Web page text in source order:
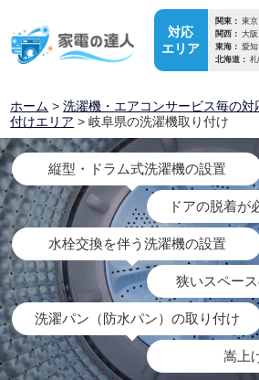
対応
エリア
関東： 東
関西： 大
東海： 愛
北海道：
ホーム >洗濯機・エアコンサービス毎の対
付けエリア > 岐阜県の洗濯機取り付け
縦型・ドラム式洗濯機の設置
ドアの脱着が
水栓交換を伴う洗濯機の設置
狭いスペー
洗濯パン（防水パン）の取り付け
嵩上